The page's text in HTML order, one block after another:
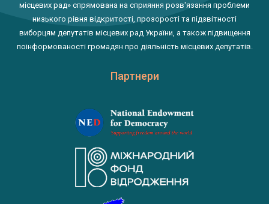
місцевих рад» спрямована на сприяння розв'язання проблеми
низького рівня відкритості, прозорості та підзвітності
виборцям депутатів місцевих рад України, а також підвищення
поінформованості громадян про діяльність місцевих депутатів.
Партнери